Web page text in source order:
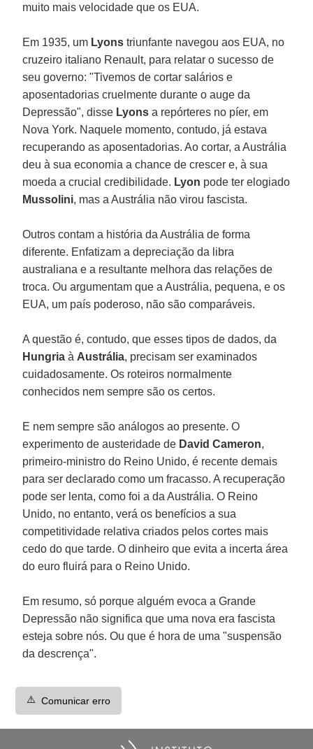
muito mais velocidade que os EUA.
Em 1935, um Lyonstriunfante navegou aos EUA, no
cruzeiro italiano Renault, para relatar o sucesso de
seu governo: "Tivemos de cortar salários e
aposentadorias cruelmente durante o auge da
Depressão", disse Lyonsa repórteres no píer, em
Nova York. Naquele momento, contudo, já estava
recuperando as aposentadorias. Ao cortar, a Austrália
deu à sua economia a chance de crescer e, à sua
moeda a crucial credibilidade. Lyon pode ter elogiado
Mussolini, mas a Austrália não virou fascista.
Outros contam a história da Austrália de forma
diferente. Enfatizam a depreciação da libra
australiana e a resultante melhora das relações de
troca. Ou argumentam que a Austrália, pequena, e os
EUA, um país poderoso, não são comparáveis.
A questão é, contudo, que esses tipos de dados, da
Hungriaà Austrália, precisam ser examinados
cuidadosamente. Os roteiros normalmente
conhecidos nem sempre são os certos.
E nem sempre são análogos ao presente. O
experimento de austeridade de David Cameron,
primeiro-ministro do Reino Unido, é recente demais
para ser declarado como um fracasso. A recuperação
pode ser lenta, como foi a da Austrália. O Reino
Unido, no entanto, verá os benefícios a sua
competitividade relativa criados pelos cortes mais
cedo do que tarde. O dinheiro que evita a incerta área
do euro fluirá para o Reino Unido.
Em resumo, só porque alguém evoca a Grande
Depressão não significa que uma nova era fascista
esteja sobre nós. Ou que é hora de uma "suspensão
da descrença".
⚠️ Comunicar erro